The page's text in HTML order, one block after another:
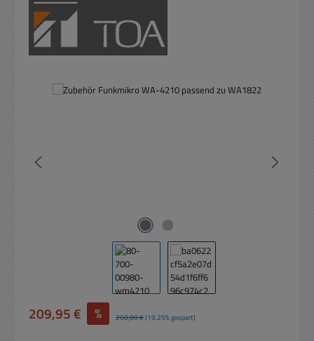
Bildergalerie überspringen
Verkaufspreis:
209,95 € % Regulärer Preis:
260,00 €(19.25% gespart)